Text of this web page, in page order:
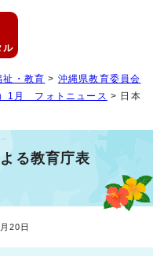
ル
祉・教育 > 沖縄県教育委員会
1月 フォトニュース > 日本
る教育庁表
20日